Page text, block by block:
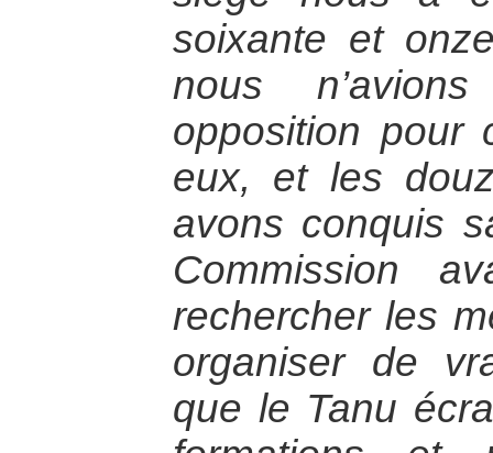
soixante et
nous
opposition pour
eux, et les
avons conquis
Commission
rechercher les
organiser de
que le Tanu